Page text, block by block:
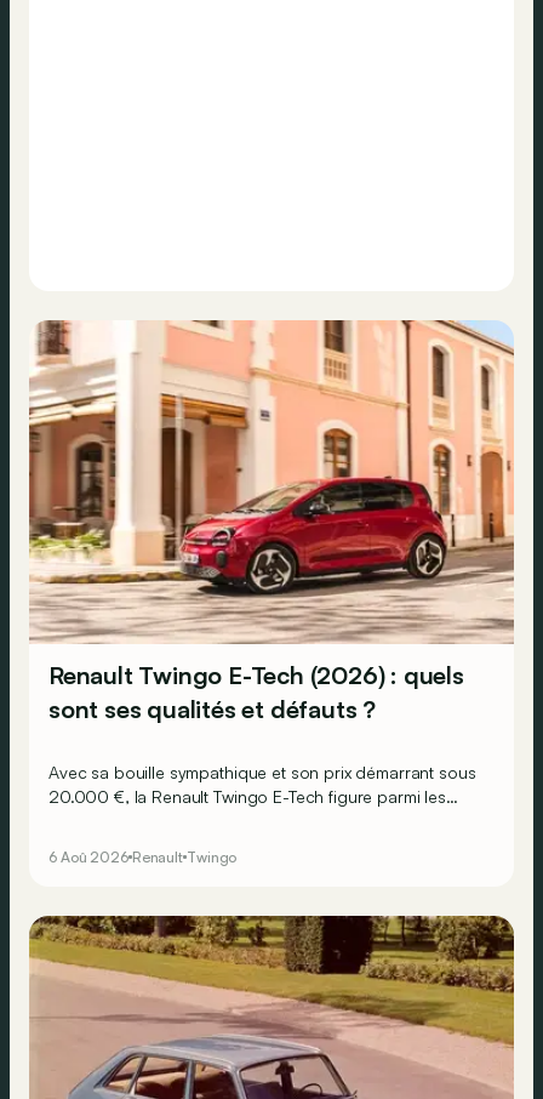
Renault Twingo E-Tech (2026) : quels
sont ses qualités et défauts ?
Avec sa bouille sympathique et son prix démarrant sous
20.000 €, la Renault Twingo E-Tech figure parmi les
principaux points forts… et ses quelques faiblesses.
6 Aoû 2026 Renault Twingo